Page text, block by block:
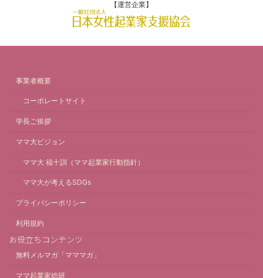
【運営企業】
事業者概要
コーポレートサイト
学長ご挨拶
ママ大ビジョン
ママ大 福十訓（ママ起業家行動指針）
ママ大が考えるSDGs
プライバシーポリシー
利用規約
お役立ちコンテンツ
無料メルマガ「マママガ」
ママ起業家総研